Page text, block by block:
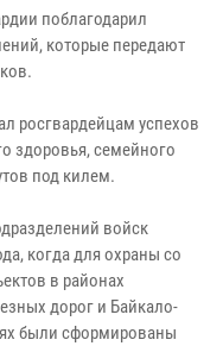
поблагодарил
которые передают
росгвардейцам успехов
здоровья, семейного
под килем.
войск
когда для охраны со
в районах
дорог и Байкало-
были сформированы